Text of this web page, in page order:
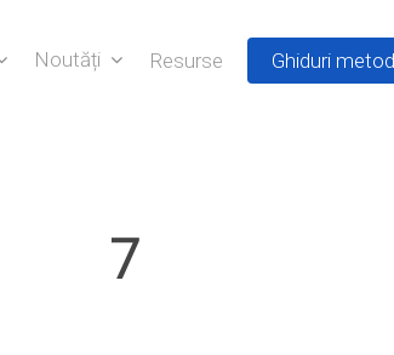
Noutăți Resurse Ghiduri
7